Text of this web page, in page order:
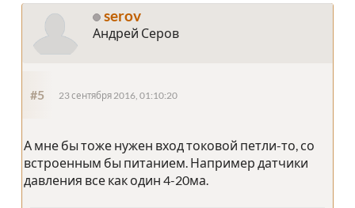
serov
Андрей Серов
#5 23 сентября 2016, 01:10:20
А мне бы тоже нужен вход токовой петли-то, со
встроенным бы питанием. Например датчики
давления все как один 4-20ма.